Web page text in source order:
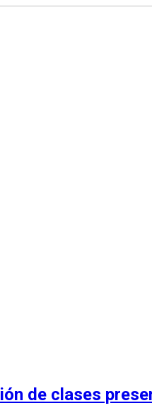
de clases